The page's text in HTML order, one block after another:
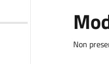
Non